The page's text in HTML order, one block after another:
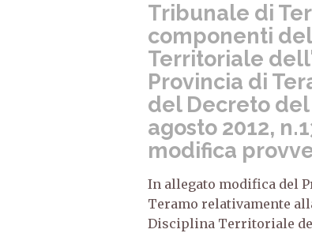
Tribunale di
componenti
Territoriale
Provincia di
del Decreto
agosto 2012,
modifica
In allegato modifica del
Teramo relativamente
Disciplina Territoriale